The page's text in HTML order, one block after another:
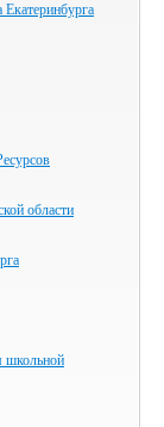
области
школьной